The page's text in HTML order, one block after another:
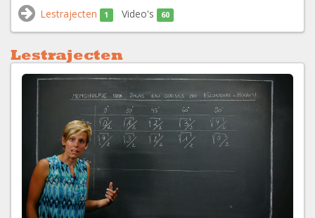
Lestrajecten 1 Video's 60
Lestrajecten